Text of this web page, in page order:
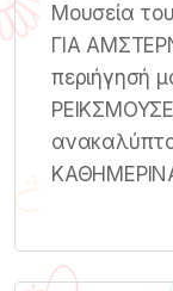
Μουσεία
ΓΙΑ
περιήγησή